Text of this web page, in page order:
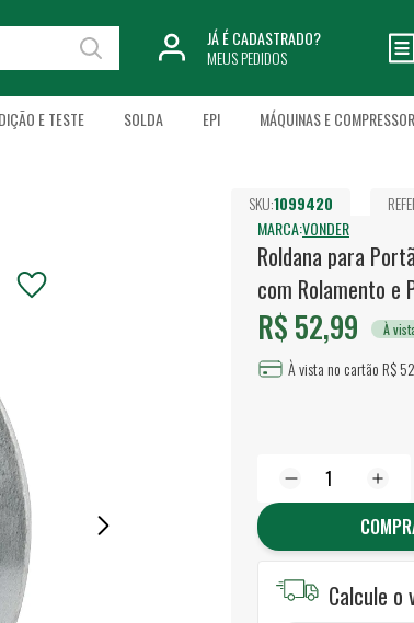
JÁ É CADASTRADO?
MEUS PEDIDOS
E TESTE SOLDA EPI MÁQUINAS E
SKU:1099420
MARCA:VONDER
Roldana para
com Rolamento e
R$ 52,99 À
À vista no cartão R$
Calcule